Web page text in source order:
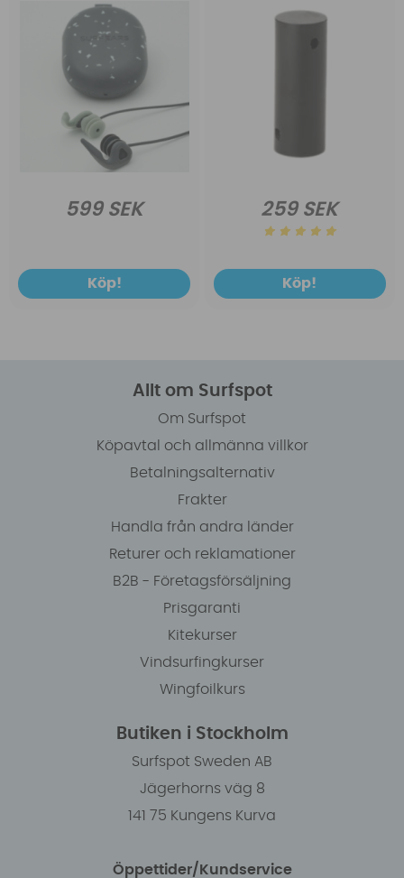
599 SEK
Köp!
259 SEK
Köp!
Allt om Surfspot
Om Surfspot
Köpavtal och allmänna villkor
Betalningsalternativ
Frakter
Handla från andra länder
Returer och reklamationer
B2B - Företagsförsäljning
Prisgaranti
Kitekurser
Vindsurfingkurser
Wingfoilkurs
Butiken i Stockholm
Surfspot Sweden AB
Jägerhorns väg 8
141 75 Kungens Kurva
Öppettider/Kundservice